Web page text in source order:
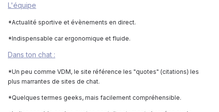
L'équipe
*Actualité sportive et évènements en direct.
*Indispensable car ergonomique et fluide.
Dans ton chat :
*Un peu comme VDM, le site référence les "quotes" (citations) les
plus marrantes de sites de chat.
*Quelques termes geeks, mais facilement compréhensible.